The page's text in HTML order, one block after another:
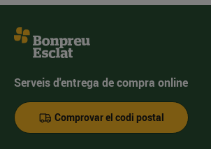
Serveis d'entrega de compra online
Comprovar el codi postal